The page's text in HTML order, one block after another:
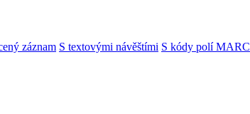
záznam S textovými návěštími S kódy polí MARC